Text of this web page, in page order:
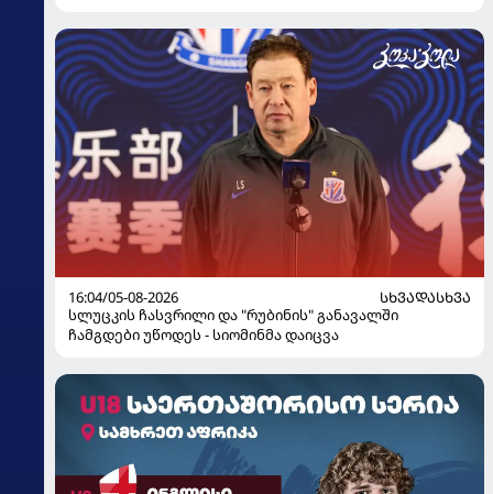
16:04/05-08-2026
ᲡᲮᲕᲐᲓᲐᲡᲮᲕᲐ
სლუცკის ჩასვრილი და "რუბინის" განავალში
ჩამგდები უწოდეს - სიომინმა დაიცვა